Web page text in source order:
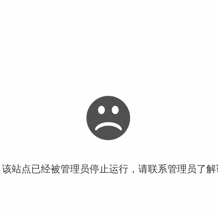
站点已经被管理员停止运行，请联系管理员了